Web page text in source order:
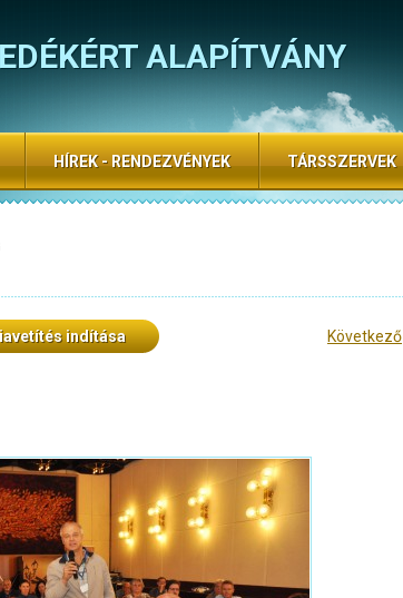
ALAPÍTVÁNY
indítása Következő
HÍREK - RENDEZVÉNYEK TÁRSSZERVEK